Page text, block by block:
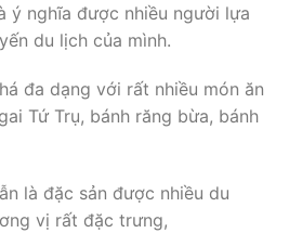
ý nghĩa được nhiều người lựa
du lịch của mình.
đa dạng với rất nhiều món ăn
Tứ Trụ, bánh răng bừa, bánh
là đặc sản được nhiều du
vị rất đặc trưng,